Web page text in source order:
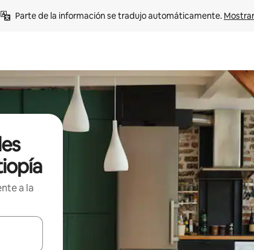
Parte de la información se tradujo automáticamente.
a la
con las teclas de flecha hacia arriba y hacia abajo o